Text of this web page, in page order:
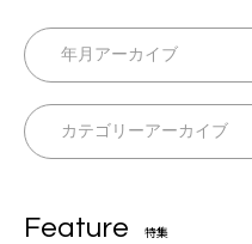
Feature 特集